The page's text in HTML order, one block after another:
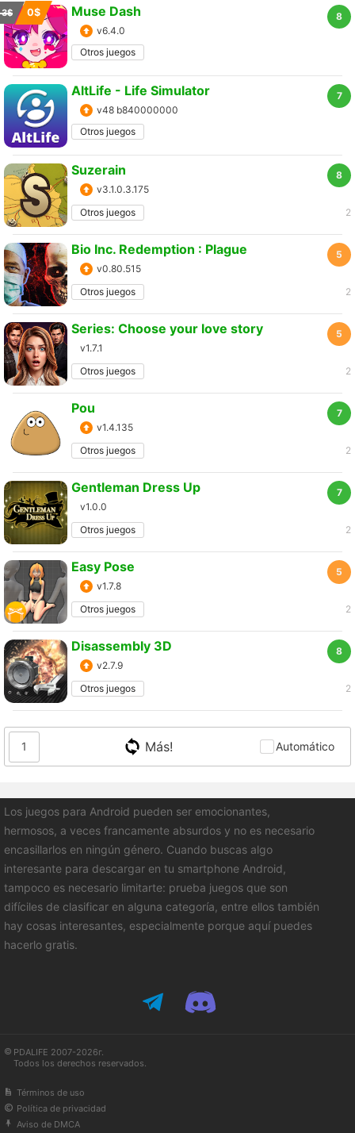
Los juegos para Android pueden ser emocionantes,
hermosos, a veces francamente absurdos y no es necesario
encasillarlos en ningún género. Cuando buscas algo
interesante para descargar en tu smartphone Android,
tampoco es necesario limitarte: prueba juegos que son
difíciles de clasificar en alguna categoría, entre ellos también
hay cosas interesantes, especialmente porque aquí puedes
hacerlo gratis.
3$ 0$ 8
Muse Dash
v6.4.0
Otros juegos
7
AltLife - Life Simulator
v48 b840000000
Otros juegos
8
Suzerain
v3.1.0.3.175
Otros juegos
2
5
Bio Inc. Redemption : Plague
v0.80.515
Otros juegos
2
5
Series: Choose your love story
v1.7.1
Otros juegos
2
7
Pou
v1.4.135
Otros juegos
2
7
Gentleman Dress Up
v1.0.0
Otros juegos
2
5
Easy Pose
v1.7.8
Otros juegos
2
8
Disassembly 3D
v2.7.9
Otros juegos
2
1 Más! Automático
PDALIFE 2007-2026г.
Todos los derechos reservados.
Términos de uso
Política de privacidad
Aviso de DMCA